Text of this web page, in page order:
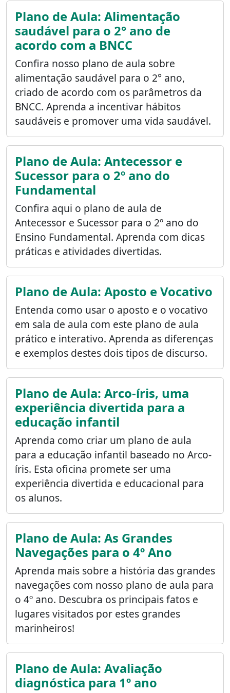
Plano de Aula: Alimentação
saudável para o 2° ano de
acordo com a BNCC
Confira nosso plano de aula sobre
alimentação saudável para o 2° ano,
criado de acordo com os parâmetros da
BNCC. Aprenda a incentivar hábitos
saudáveis e promover uma vida saudável.
Plano de Aula: Antecessor e
Sucessor para o 2º ano do
Fundamental
Confira aqui o plano de aula de
Antecessor e Sucessor para o 2º ano do
Ensino Fundamental. Aprenda com dicas
práticas e atividades divertidas.
Plano de Aula: Aposto e Vocativo
Entenda como usar o aposto e o vocativo
em sala de aula com este plano de aula
prático e interativo. Aprenda as diferenças
e exemplos destes dois tipos de discurso.
Plano de Aula: Arco-íris, uma
experiência divertida para a
educação infantil
Aprenda como criar um plano de aula
para a educação infantil baseado no Arco-
íris. Esta oficina promete ser uma
experiência divertida e educacional para
os alunos.
Plano de Aula: As Grandes
Navegações para o 4º Ano
Aprenda mais sobre a história das grandes
navegações com nosso plano de aula para
o 4º ano. Descubra os principais fatos e
lugares visitados por estes grandes
marinheiros!
Plano de Aula: Avaliação
diagnóstica para 1º ano